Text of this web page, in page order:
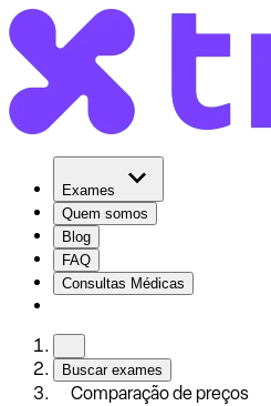
Exames
Quem somos
Blog
FAQ
Consultas Médicas
Buscar exames
Comparação de preços